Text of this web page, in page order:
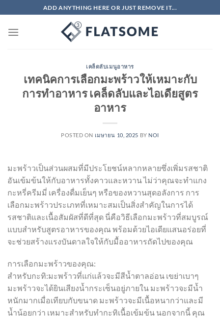
ไป
ADD ANYTHING HERE OR JUST REMOVE IT...
เคล็ดลับเมนูอาหาร
เทคนิคการเลือกมะพร้าวให้เหมาะกับ
การทำอาหาร เคล็ดลับและไอเดียสูตร
อาหาร
POSTED ON เมษายน 10, 2025 BY NOI
มะพร้าวเป็นส่วนผสมที่มีประโยชน์หลากหลายซึ่งเพิ่มรสชาติ
อันเข้มข้นให้กับอาหารทั้งคาวและหวาน ไม่ว่าคุณจะทำแกง
กะหรี่ครีมมี่ เครื่องดื่มเย็นๆ หรือของหวานสุดอลังการ การ
เลือกมะพร้าวประเภทที่เหมาะสมเป็นสิ่งสำคัญในการได้
รสชาติและเนื้อสัมผัสที่ดีที่สุด นี่คือวิธีเลือกมะพร้าวที่สมบูรณ์
แบบสำหรับสูตรอาหารของคุณ พร้อมด้วยไอเดียแสนอร่อยที่
จะช่วยสร้างแรงบันดาลใจให้กับมื้ออาหารถัดไปของคุณ
การเลือกมะพร้าวของคุณ:
สำหรับกะทิ:มะพร้าวที่แก่แล้วจะมีสีน้ำตาลอ่อน เขย่าเบาๆ
มะพร้าวจะได้ยินเสียงน้ำกระเซ็นอยู่ภายใน มะพร้าวจะมีน้ำ
หนักมากเมื่อเทียบกับขนาด มะพร้าวจะมีเนื้อหนากว่าและมี
น้ำน้อยกว่า เหมาะสำหรับทำกะทิเนื้อเข้มข้น นอกจากนี้ คุณ